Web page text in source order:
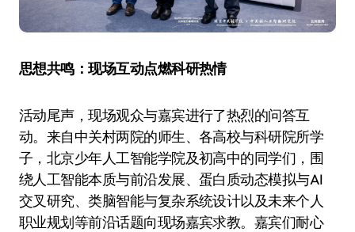
思想共鸣：现场互动点燃科研热情
活动尾声，现场观众与嘉宾进行了热烈的问答互
动。来自中关村两院的师生、各高校与科研院所学
子，北京少年人工智能学院及初高中的同学们，围
绕人工智能本质与前沿发展、蛋白质动态模拟与AI
交叉研究、类脑智能与复杂系统设计以及未来个人
职业规划等前沿话题向现场嘉宾求教。嘉宾们耐心